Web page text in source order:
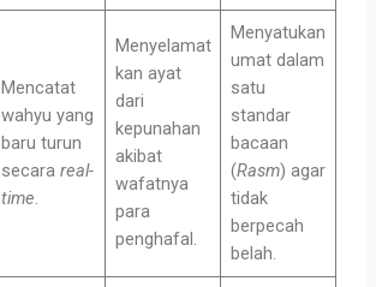
Mencatat
wahyu yang
baru turun
secara real-
time.
Menyelamat
kan ayat
dari
kepunahan
akibat
wafatnya
para
penghafal.
Menyatukan
umat dalam
satu
standar
bacaan
(Rasm) agar
tidak
berpecah
belah.